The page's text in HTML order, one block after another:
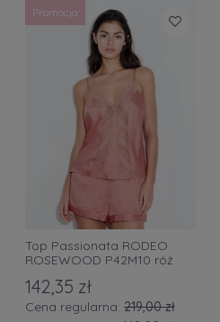
Top Passionata RODEO
ROSEWOOD P42M10 róż
142,35 zł
Cena regularna: 219,00 zł
Promocja